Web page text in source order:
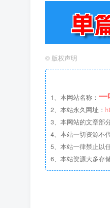
© 版权声明
1、本网站名称： 一
2、本站永久网址：
3、本网站的文章部
4、本站一切资源不
5、本站一律禁止以
6、本站资源大多存